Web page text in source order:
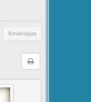
8 mensajes